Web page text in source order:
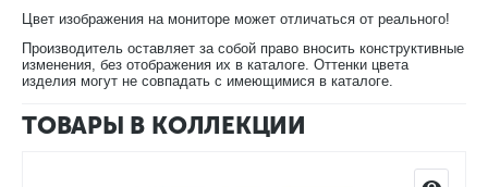
Цвет изображения на мониторе может отличаться от реального!
Производитель оставляет за собой право вносить конструктивные
изменения, без отображения их в каталоге. Оттенки цвета
изделия могут не совпадать с имеющимися в каталоге.
ТОВАРЫ В КОЛЛЕКЦИИ